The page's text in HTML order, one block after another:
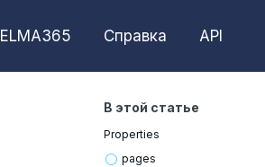
ELMA365 Справка API
В этой статье
Properties
pages